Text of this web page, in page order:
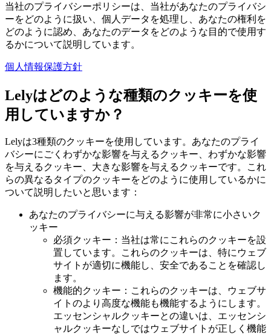
当社のプライバシーポリシーは、当社があなたのプライバシ
ーをどのように扱い、個人データを処理し、あなたの権利を
どのように認め、あなたのデータをどのような目的で使用す
るかについて説明しています。
個人情報保護方針
Lelyはどのような種類のクッキーを使
用していますか？
Lelyは3種類のクッキーを使用しています。あなたのプライ
バシーにごくわずかな影響を与えるクッキー、わずかな影響
を与えるクッキー、大きな影響を与えるクッキーです。これ
らの異なるタイプのクッキーをどのように使用しているかに
ついて説明したいと思います：
あなたのプライバシーに与える影響が非常に小さいク
ッキー
必須クッキー：当社は常にこれらのクッキーを設
置しています。これらのクッキーは、特にウェブ
サイトが適切に機能し、安全であることを確認し
ます。
機能的クッキー：これらのクッキーは、ウェブサ
イトのより高度な機能も機能するようにします。
エッセンシャルクッキーとの違いは、エッセンシ
ャルクッキーなしではウェブサイトが正しく機能